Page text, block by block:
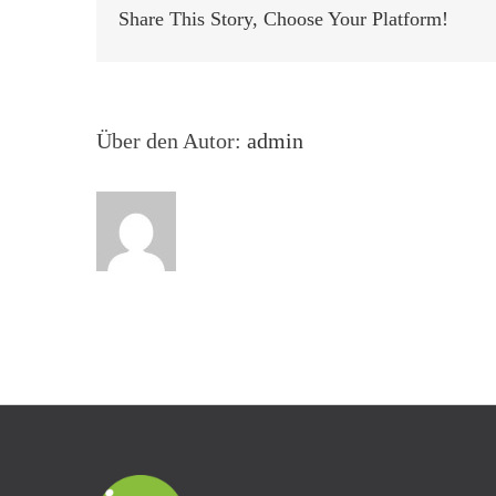
Share This Story, Choose Your Platform!
Über den Autor: admin